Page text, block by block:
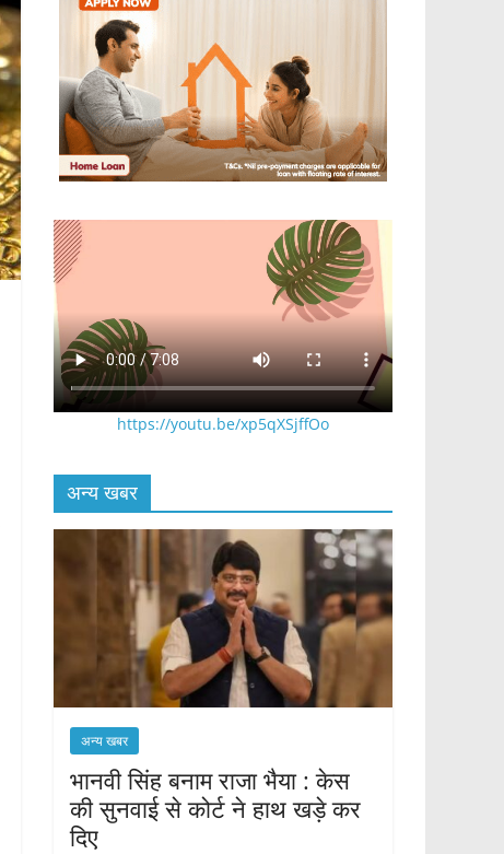
https://youtu.be/xp5qXSjffOo
अन्य खबर
अन्य खबर
भानवी सिंह बनाम राजा भैया : केस
की सुनवाई से कोर्ट ने हाथ खड़े कर
दिए